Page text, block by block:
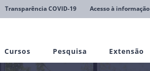
Transparência COVID-19 Acesso à informação
Cursos Pesquisa Extensão